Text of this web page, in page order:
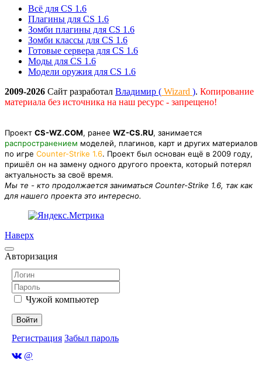
Всё для CS 1.6
Плагины для CS 1.6
Зомби плагины для CS 1.6
Зомби классы для CS 1.6
Готовые сервера для CS 1.6
Моды для CS 1.6
Модели оружия для CS 1.6
2009-2026 Сайт разработал Владимир ( Wizard ). Копирование
материала без источника на наш ресурс - запрещено!
Проект CS-WZ.COM, ранее WZ-CS.RU, занимается
распространением моделей, плагинов, карт и других материалов
по игре Counter-Strike 1.6. Проект был основан ещё в 2009 году,
пришёл он на замену одного другого проекта, который потерял
актуальность за своё время.
Мы те - кто продолжается заниматься Counter-Strike 1.6, так как
для нашего проекта это интересно.
Наверх
Авторизация
Чужой компьютер
Войти
Регистрация Забыл пароль
@